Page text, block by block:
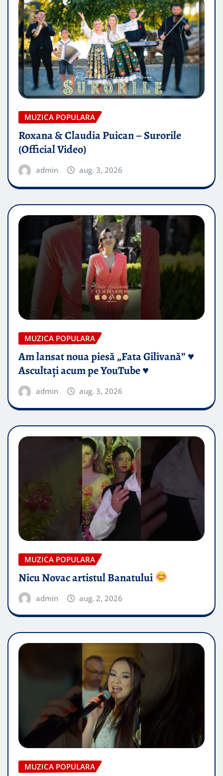
MUZICA POPULARA
Roxana & Claudia Puican – Surorile
(Official Video)
admin aug. 3, 2026
MUZICA POPULARA
Am lansat noua piesă „Fata Gilivană” ♥️
Ascultați acum pe YouTube ♥️
admin aug. 3, 2026
MUZICA POPULARA
Nicu Novac artistul Banatului
admin aug. 2, 2026
MUZICA POPULARA